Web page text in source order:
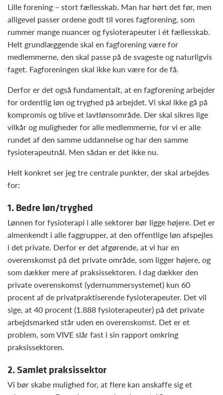
Lille forening – stort fællesskab. Man har hørt det før, men
alligevel passer ordene godt til vores fagforening, som
rummer mange nuancer og fysioterapeuter i ét fællesskab.
Helt grundlæggende skal en fagforening være for
medlemmerne, den skal passe på de svageste og naturligvis
faget. Fagforeningen skal ikke kun være for de få.
Derfor er det også fundamentalt, at en fagforening arbejder
for ordentlig løn og tryghed på arbejdet. Vi skal ikke gå på
kompromis og blive et lavtlønsområde. Der skal sikres lige
vilkår og muligheder for alle medlemmerne, for vi er alle
rundet af den samme uddannelse og har den samme
fysioterapeutnål. Men sådan er det ikke nu.
Helt konkret ser jeg tre centrale punkter, der skal arbejdes
for:
1. Bedre løn/tryghed
Lønnen for fysioterapi i alle sektorer bør ligge højere. Det er
almenkendt i alle faggrupper, at den offentlige løn afspejles
i det private. Derfor er det afgørende, at vi har en
overenskomst på det private område, som ligger højere, og
som dækker mere af praksissektoren. I dag dækker den
private overenskomst (ydernummersystemet) kun 60
procent af de privatpraktiserende fysioterapeuter. Det vil
sige, at 40 procent (1.888 fysioterapeuter) på det private
arbejdsmarked står uden en overenskomst. Det er et
problem, som VIVE slår fast i sin rapport omkring
praksissektoren.
2. Samlet praksissektor
Vi bør skabe mulighed for, at flere kan anskaffe sig et